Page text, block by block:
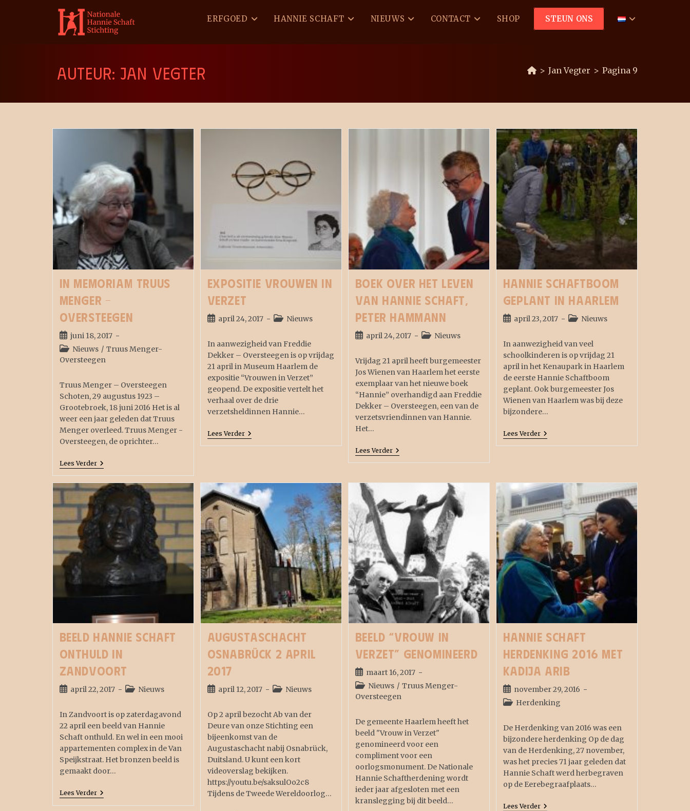
ERFGOED HANNIE SCHAFT NIEUWS CONTACT SHOP STEUN ONS
AUTEUR:JAN VEGTER > Jan Vegter > Pagina 9
In memoriam Truus
Menger –
Oversteegen
juni 18, 2017
Nieuws / Truus Menger-
Oversteegen
Truus Menger – Oversteegen
Schoten, 29 augustus 1923 –
Grootebroek, 18 juni 2016 Het is al
weer een jaar geleden dat Truus
Menger overleed. Truus Menger -
Oversteegen, de oprichter…
Lees Verder
Expositie Vrouwen in
Verzet
april 24, 2017 Nieuws
In aanwezigheid van Freddie
Dekker – Oversteegen is op vrijdag
21 april in Museum Haarlem de
expositie “Vrouwen in Verzet”
geopend. De expositie vertelt het
verhaal over de drie
verzetsheldinnen Hannie…
Lees Verder
Boek over het leven
van Hannie Schaft,
Peter Hammann
april 24, 2017 Nieuws
Vrijdag 21 april heeft burgemeester
Jos Wienen van Haarlem het eerste
exemplaar van het nieuwe boek
“Hannie” overhandigd aan Freddie
Dekker – Oversteegen, een van de
verzetsvriendinnen van Hannie.
Het…
Lees Verder
Hannie Schaftboom
geplant in Haarlem
april 23, 2017 Nieuws
In aanwezigheid van veel
schoolkinderen is op vrijdag 21
april in het Kenaupark in Haarlem
de eerste Hannie Schaftboom
geplant. Ook burgemeester Jos
Wienen van Haarlem was bij deze
bijzondere…
Lees Verder
Beeld Hannie Schaft
onthuld in
Zandvoort
april 22, 2017 Nieuws
In Zandvoort is op zaterdagavond
22 april een beeld van Hannie
Schaft onthuld. En wel in een mooi
appartementen complex in de Van
Speijkstraat. Het bronzen beeld is
gemaakt door…
Lees Verder
Augustaschacht
Osnabrück 2 april
2017
april 12, 2017 Nieuws
Op 2 april bezocht Ab van der
Deure van onze Stichting een
bijeenkomst van de
Augustaschacht nabij Osnabrück,
Duitsland. U kunt een kort
videoverslag bekijken.
https://youtu.be/saksulOo2c8
Tijdens de Tweede Wereldoorlog…
Beeld “Vrouw in
verzet” genomineerd
maart 16, 2017
Nieuws / Truus Menger-
Oversteegen
De gemeente Haarlem heeft het
beeld "Vrouw in Verzet"
genomineerd voor een
compliment voor een
oorlogsmonument. De Nationale
Hannie Schaftherdening wordt
ieder jaar afgesloten met een
kranslegging bij dit beeld…
Hannie Schaft
Herdenking 2016 met
Kadija Arib
november 29, 2016
Herdenking
De Herdenking van 2016 was een
bijzondere herdenking Op de dag
van de Herdenking, 27 november,
was het precies 71 jaar geleden dat
Hannie Schaft werd herbegraven
op de Eerebegraafplaats…
Lees Verder